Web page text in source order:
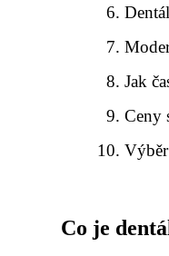
Jak
Ceny
Co je